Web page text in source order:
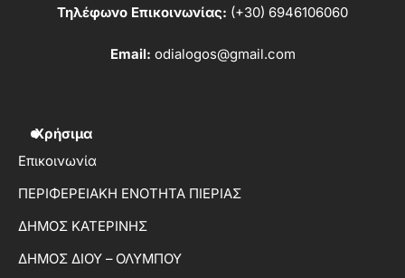
Τηλέφωνο Επικοινωνίας: (+30) 6946106060
Email: odialogos@gmail.com
Χρήσιμα
Επικοινωνία
ΠΕΡΙΦΕΡΕΙΑΚΗ ΕΝΟΤΗΤΑ ΠΙΕΡΙΑΣ
ΔΗΜΟΣ ΚΑΤΕΡΙΝΗΣ
ΔΗΜΟΣ ΔΙΟΥ – ΟΛΥΜΠΟΥ